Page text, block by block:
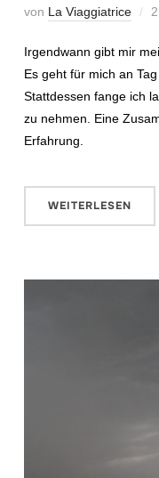
von La Viaggiatrice
Irgendwann gibt mir
Es geht für mich an
Stattdessen fange ich
zu nehmen. Eine
Erfahrung.
WEITERLESEN